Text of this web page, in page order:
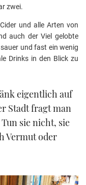
zwei.
und alle Arten von
auch der Viel gelobte
und fast ein wenig
Drinks in den Blick zu
eigentlich auf
Stadt fragt man
sie nicht, sie
Vermut oder